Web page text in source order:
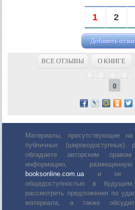
1 2
Добавить
ВСЕ ОТЗЫВЫ О КНИГЕ
0
Материалы, присутствующие
публичных
обладаете авторским
информацию,
booksonline.com.uaи не
общедоступностью в
рассмотреть предложения по
материала, а также